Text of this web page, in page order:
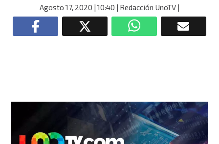
Agosto 17, 2020 | 10:40 | Redacción UnoTV |